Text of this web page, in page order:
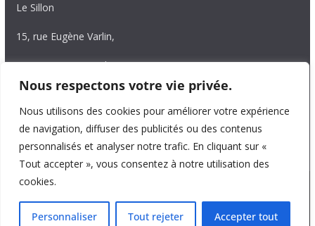
Nous respectons votre vie privée.
Nous utilisons des cookies pour améliorer votre expérience
de navigation, diffuser des publicités ou des contenus
personnalisés et analyser notre trafic. En cliquant sur «
Tout accepter », vous consentez à notre utilisation des
cookies.
Personnaliser Tout rejeter Accepter tout
Le Sillon
15, rue Eugène Varlin,
87036 Limoges Cedex.
Tél. 05 55 06 14 15
Nous écrire
Copyright © 2026 Le Sillon
. All rights reserved.